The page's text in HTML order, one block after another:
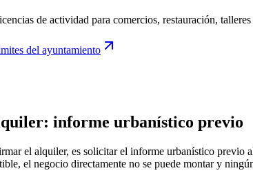
de actividad para comercios, restauración,
del ayuntamiento
informe urbanístico previo
el alquiler, es solicitar el informe urbanístico
el negocio directamente no se puede montar y